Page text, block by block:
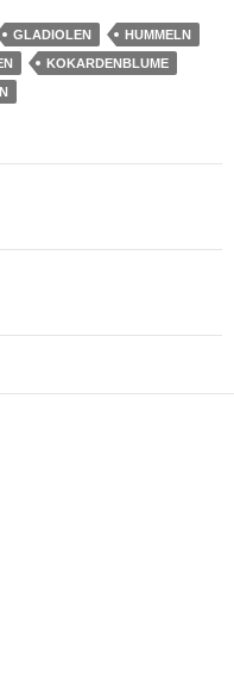
GLADIOLEN
HUMMELN
KOKARDENBLUME